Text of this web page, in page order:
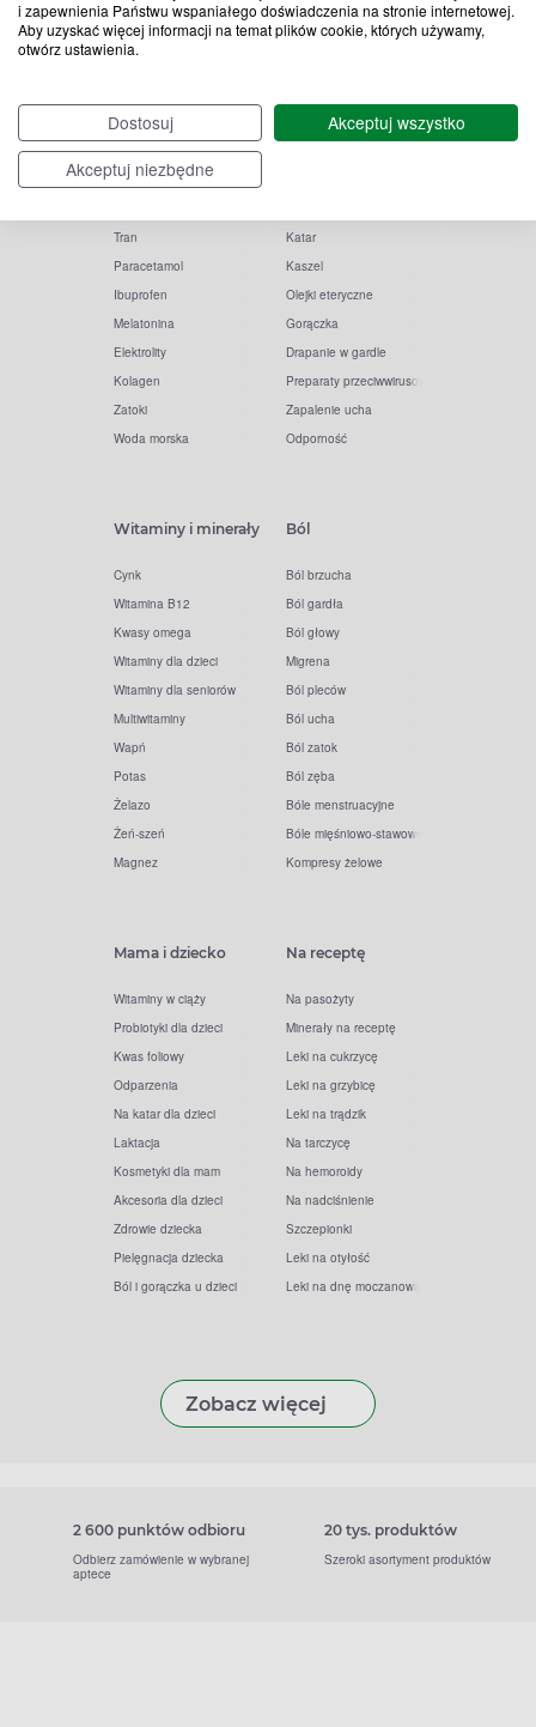
i zapewnienia Państwu wspaniałego doświadczenia na stronie internetowej.
Aby uzyskać więcej informacji na temat plików cookie, których używamy,
otwórz ustawienia.
Dostosuj
Akceptuj wszystko
Akceptuj niezbędne
Popularne zapytania
Witamina D
Witamina C
Tran
Paracetamol
Ibuprofen
Melatonina
Elektrolity
Kolagen
Zatoki
Woda morska
Przeziębienie i grypa
Katar
Kaszel
Olejki eteryczne
Gorączka
Drapanie w gardle
Preparaty przeciwwirusowe
Zapalenie ucha
Odporność
Witaminy i minerały
Cynk
Witamina B12
Kwasy omega
Witaminy dla dzieci
Witaminy dla seniorów
Multiwitaminy
Wapń
Potas
Żelazo
Żeń-szeń
Magnez
Ból
Ból brzucha
Ból gardła
Ból głowy
Migrena
Ból pleców
Ból ucha
Ból zatok
Ból zęba
Bóle menstruacyjne
Bóle mięśniowo-stawowe
Kompresy żelowe
Mama i dziecko
Witaminy w ciąży
Probiotyki dla dzieci
Kwas foliowy
Odparzenia
Na katar dla dzieci
Laktacja
Kosmetyki dla mam
Akcesoria dla dzieci
Zdrowie dziecka
Pielęgnacja dziecka
Ból i gorączka u dzieci
Na receptę
Na pasożyty
Minerały na receptę
Leki na cukrzycę
Leki na grzybicę
Leki na trądzik
Na tarczycę
Na hemoroidy
Na nadciśnienie
Szczepionki
Leki na otyłość
Leki na dnę moczanową
Zobacz więcej
2 600 punktów odbioru
Odbierz zamówienie w wybranej
aptece
20 tys. produktów
Szeroki asortyment produktów